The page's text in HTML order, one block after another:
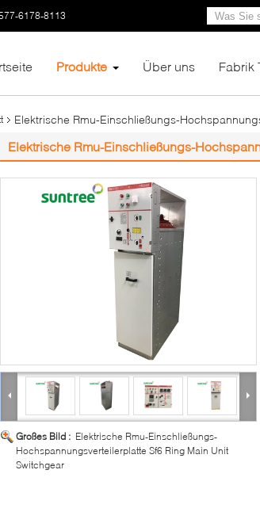
6178-8113
Produkte Über uns Fabrik
Elektrische Rmu-Einschließungs-
Elektrische Rmu-Einschließungs-
Großes Bild : Elektrische Rmu-Einschließungs-
Hochspannungsverteilerplatte Sf6 Ring Main Unit
Switchgear